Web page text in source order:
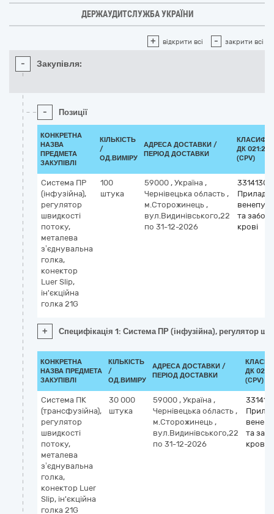
ДЕРЖАУДИТСЛУЖБА УКРАЇНИ
+ відкрити всі - закрити всі
- Закупівля:
- Позиції
КОНКРЕТНА
НАЗВА
ПРЕДМЕТА
ЗАКУПІВЛІ
КІЛЬКІСТЬ
/
ОД.ВИМІРУ
АДРЕСА ДОСТАВКИ /
ПЕРІОД ДОСТАВКИ
ДК
(CPV)
Система ПР
(інфузійна),
регулятор
швидкості
потоку,
металева
з’єднувальна
голка,
конектор
Luer Slip,
ін'єкційна
голка 21G
100
штука
59000 , Україна ,
Чернівецька область ,
м.Сторожинець ,
вул.Видинівського,22
по 31-12-2026
та
крові
+ Специфікація 1: Система ПР (інфузійна), регулятор
КОНКРЕТНА
НАЗВА ПРЕДМЕТА
ЗАКУПІВЛІ
КІЛЬКІСТЬ
/
ОД.ВИМІРУ
АДРЕСА ДОСТАВКИ /
ПЕРІОД ДОСТАВКИ
ДК
(CPV)
Система ПК
(трансфузійна),
регулятор
швидкості
потоку,
металева
з’єднувальна
голка,
конектор Luer
Slip, ін'єкційна
голка 21G
30 000
штука
59000 , Україна ,
Чернівецька область ,
м.Сторожинець ,
вул.Видинівського,22
по 31-12-2026
та
крові